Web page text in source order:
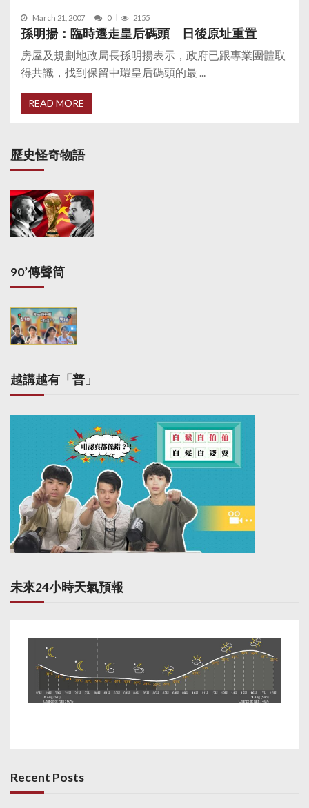
March 21, 2007 0 2155
孫明揚：臨時遷走皇后碼頭 日後原址重置
房屋及規劃地政局長孫明揚表示，政府已跟專業團體取
得共識，找到保留中環皇后碼頭的最 ...
READ MORE
歷史怪奇物語
90’傳聲筒
越講越有「普」
未來24小時天氣預報
Recent Posts